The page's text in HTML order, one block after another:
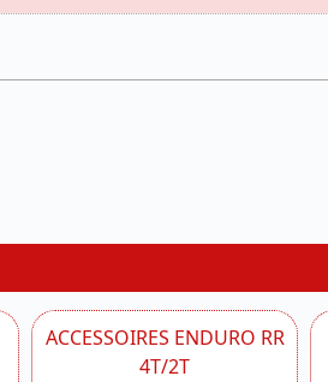
ACCESSOIRES ENDURO RR
4T/2T